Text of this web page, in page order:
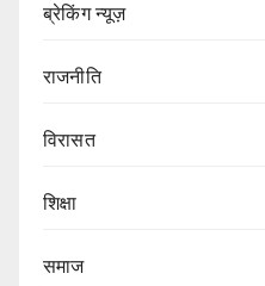
ब्रेकिंग न्यूज़
राजनीति
‍‍विरासत
शिक्षा
समाज